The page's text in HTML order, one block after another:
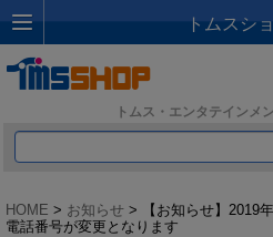
トムスシ
トムス・エンタテインメ
HOME > お知らせ > 【お知らせ】2019
電話番号が変更となります